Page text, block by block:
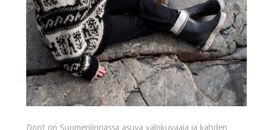
Dorit on Suomenlinnassa asuva valokuvaaja ja kahden